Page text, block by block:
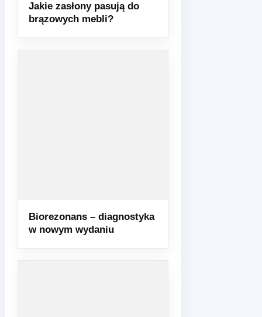
Jakie zasłony pasują do
brązowych mebli?
Biorezonans – diagnostyka
w nowym wydaniu